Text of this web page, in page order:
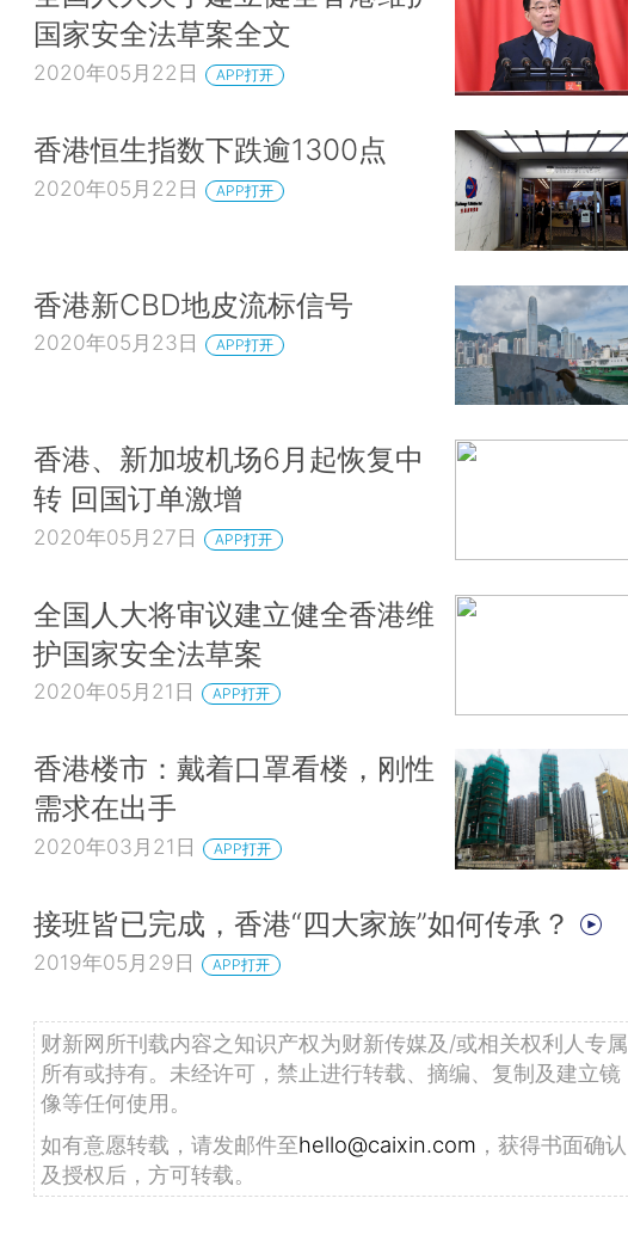
国家安全法草案全文
2020年05月22日 APP打开
香港恒生指数下跌逾1300点
2020年05月22日 APP打开
香港新CBD地皮流标信号
2020年05月23日 APP打开
香港、新加坡机场6月起恢复中
转 回国订单激增
2020年05月27日 APP打开
全国人大将审议建立健全香港维
护国家安全法草案
2020年05月21日 APP打开
香港楼市：戴着口罩看楼，刚性
需求在出手
2020年03月21日 APP打开
接班皆已完成，香港“四大家族”如何传承？
2019年05月29日 APP打开
财新网所刊载内容之知识产权为财新传媒及/或相关权利人专属
所有或持有。未经许可，禁止进行转载、摘编、复制及建立镜
像等任何使用。
如有意愿转载，请发邮件至hello@caixin.com ，获得书面确认
及授权后，方可转载。